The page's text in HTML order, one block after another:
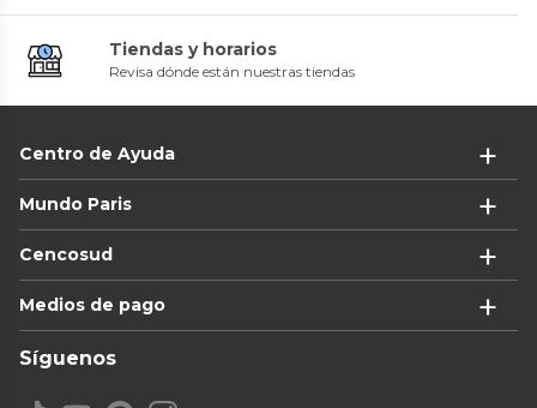
Tiendas y horarios
Revisa dónde están nuestras tiendas
Centro de Ayuda
Mundo Paris
Cencosud
Medios de pago
Síguenos